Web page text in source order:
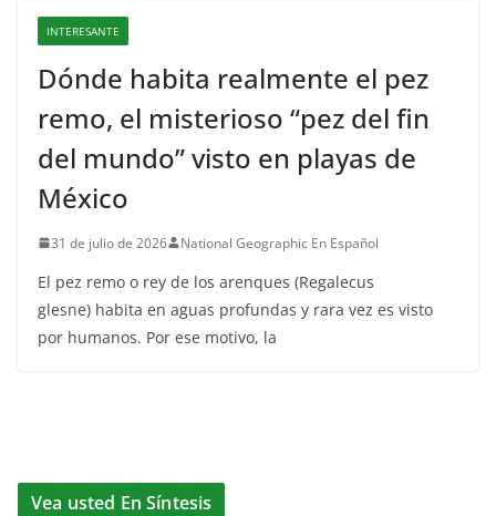
INTERESANTE
Dónde habita realmente el pez
remo, el misterioso “pez del fin
del mundo” visto en playas de
México
31 de julio de 2026 National Geographic En Español
El pez remo o rey de los arenques (Regalecus
glesne) habita en aguas profundas y rara vez es visto
por humanos. Por ese motivo, la
Vea usted En Síntesis